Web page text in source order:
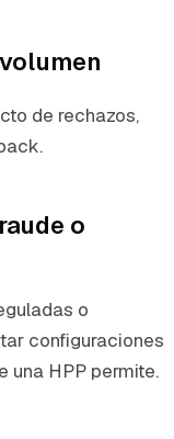
de rechazos,
o
o
configuraciones
una HPP permite.